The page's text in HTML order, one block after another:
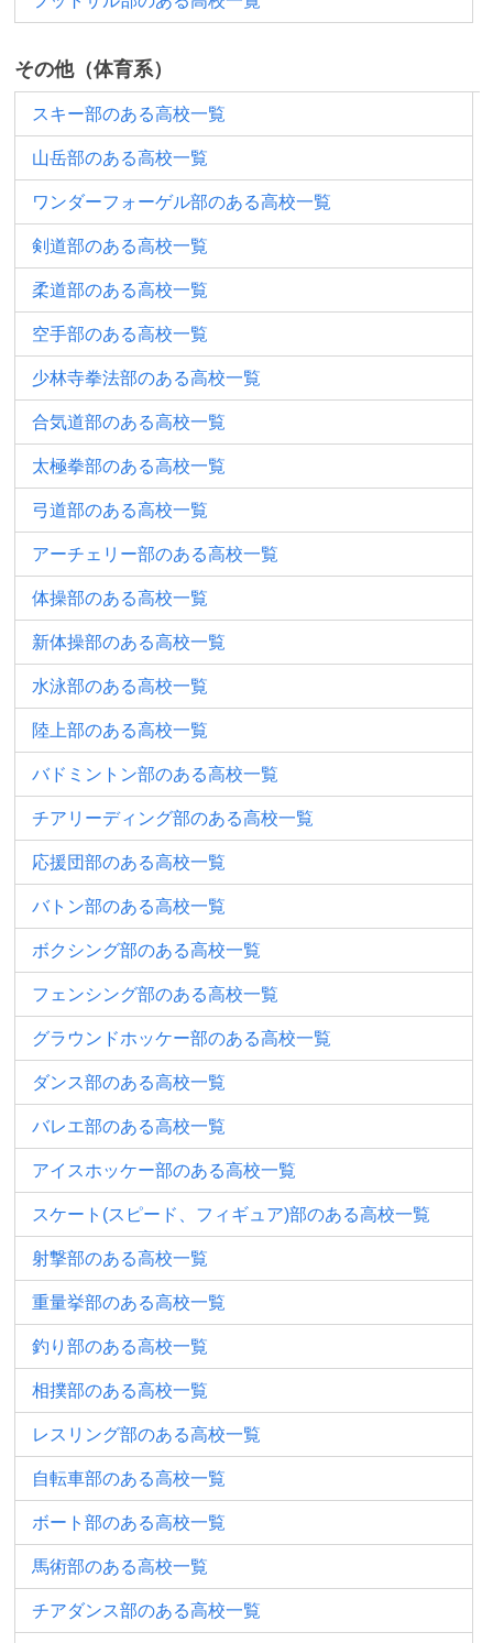
その他（体育系）
スキー部のある高校一覧
山岳部のある高校一覧
ワンダーフォーゲル部のある高校一覧
剣道部のある高校一覧
柔道部のある高校一覧
空手部のある高校一覧
少林寺拳法部のある高校一覧
合気道部のある高校一覧
太極拳部のある高校一覧
弓道部のある高校一覧
アーチェリー部のある高校一覧
体操部のある高校一覧
新体操部のある高校一覧
水泳部のある高校一覧
陸上部のある高校一覧
バドミントン部のある高校一覧
チアリーディング部のある高校一覧
応援団部のある高校一覧
バトン部のある高校一覧
ボクシング部のある高校一覧
フェンシング部のある高校一覧
グラウンドホッケー部のある高校一覧
ダンス部のある高校一覧
バレエ部のある高校一覧
アイスホッケー部のある高校一覧
スケート(スピード、フィギュア)部のある高校一覧
射撃部のある高校一覧
重量挙部のある高校一覧
釣り部のある高校一覧
相撲部のある高校一覧
レスリング部のある高校一覧
自転車部のある高校一覧
ボート部のある高校一覧
馬術部のある高校一覧
チアダンス部のある高校一覧